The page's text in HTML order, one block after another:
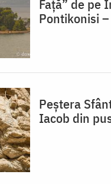
Față” de pe
Pontikonisi
Peștera
Iacob din